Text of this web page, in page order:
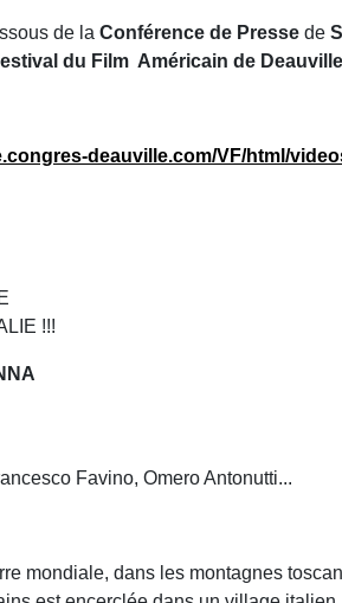
de la Conférence de Presse de
du Film Américain de
deauville.com/VF/html/
!!!
Favino, Omero Antonutti...
mondiale, dans les montagnes